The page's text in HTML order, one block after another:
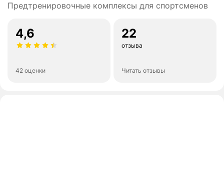
Предтренировочные комплексы для спортсменов
4,6
42 оценки
22
отзыва
Читать отзывы